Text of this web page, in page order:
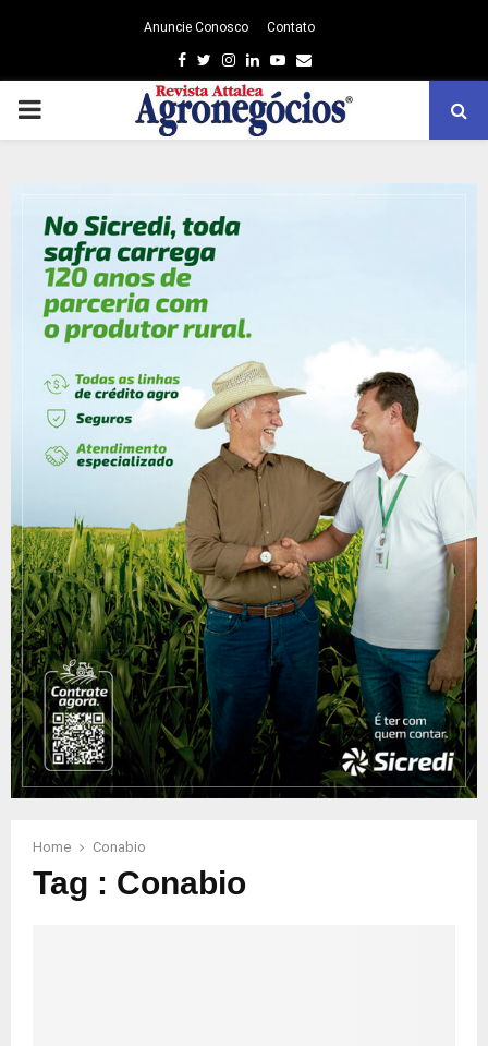
Anuncie Conosco Contato
Facebook
TwitterInstagram
LinkedinYoutube
Email
PRIMARY
Home Conabio
Tag : Conabio